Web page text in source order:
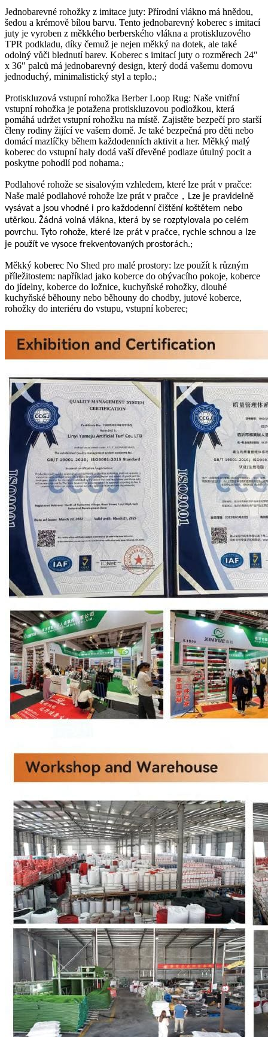
Jednobarevné rohožky z imitace juty: Přírodní vlákno má hnědou,
šedou a krémově bílou barvu. Tento jednobarevný koberec s imitací
juty je vyroben z měkkého berberského vlákna a protiskluzového
TPR podkladu, díky čemuž je nejen měkký na dotek, ale také
odolný vůči blednutí barev. Koberec s imitací juty o rozměrech 24″
x 36″ palců má jednobarevný design, který dodá vašemu domovu
jednoduchý, minimalistický styl a teplo.;
Protiskluzová vstupní rohožka Berber Loop Rug: Naše vnitřní
vstupní rohožka je potažena protiskluzovou podložkou, která
pomáhá udržet vstupní rohožku na místě. Zajistěte bezpečí pro starší
členy rodiny žijící ve vašem domě. Je také bezpečná pro děti nebo
domácí mazlíčky během každodenních aktivit a her. Měkký malý
koberec do vstupní haly dodá vaší dřevěné podlaze útulný pocit a
poskytne pohodlí pod nohama.;
Podlahové rohože se sisalovým vzhledem, které lze prát v pračce:
Naše malé podlahové rohože lze prát v pračce ， Lze je pravidelně
vysávat a jsou vhodné i pro každodenní čištění koštětem nebo
utěrkou. Žádná volná vlákna, která by se rozptylovala po celém
povrchu. Tyto rohože, které lze prát v pračce, rychle schnou a lze
je použít ve vysoce frekventovaných prostorách.;
Měkký koberec No Shed pro malé prostory: lze použít k různým
příležitostem: například jako koberce do obývacího pokoje, koberce
do jídelny, koberce do ložnice, kuchyňské rohožky, dlouhé
kuchyňské běhouny nebo běhouny do chodby, jutové koberce,
rohožky do interiéru do vstupu, vstupní koberec;